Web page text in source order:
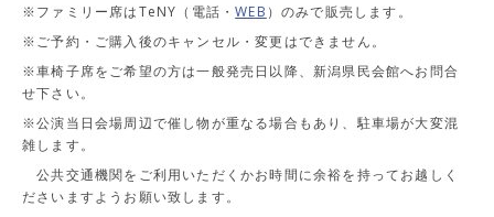
※ファミリー席はTeNY（電話・WEB ）のみで販売します。
※ご予約・ご購入後のキャンセル・変更はできません。
※車椅子席をご希望の方は一般発売日以降、新潟県民会館へお問合
せ下さい。
※公演当日会場周辺で催し物が重なる場合もあり、駐車場が大変混
雑します。
公共交通機関をご利用いただくかお時間に余裕を持ってお越しく
ださいますようお願い致します。